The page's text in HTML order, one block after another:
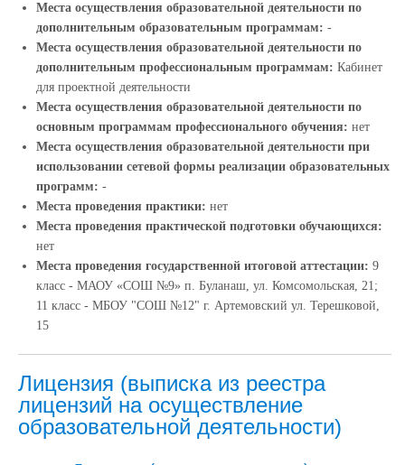
Места осуществления образовательной деятельности по
дополнительным образовательным программам: -
Места осуществления образовательной деятельности по
дополнительным профессиональным программам: Кабинет
для проектной деятельности
Места осуществления образовательной деятельности по
основным программам профессионального обучения: нет
Места осуществления образовательной деятельности при
использовании сетевой формы реализации образовательных
программ: -
Места проведения практики: нет
Места проведения практической подготовки обучающихся:
нет
Места проведения государственной итоговой аттестации: 9
класс - МАОУ «СОШ №9» п. Буланаш, ул. Комсомольская, 21;
11 класс - МБОУ "СОШ №12" г. Артемовский ул. Терешковой,
15
Лицензия (выписка из реестра
лицензий на осуществление
образовательной деятельности)